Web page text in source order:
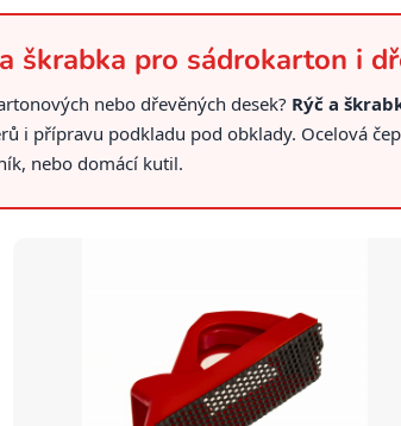
škrabka pro sádrokarton i
nebo dřevěných desek? Rýč a
i přípravu podkladu pod obklady. Ocelová
nebo domácí kutil.